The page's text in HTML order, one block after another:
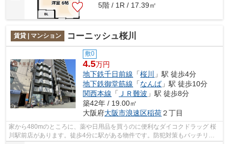
5階 / 1R / 17.39㎡
賃貸 | マンション コーニッシュ桜川
敷0
4.5万円
地下鉄千日前線 「桜川
」駅 徒歩4分
地下鉄御堂筋線 「なんば」駅 徒歩10分
関西本線 「 ＪＲ難波 」駅 徒歩8分
築42年 / 19.00㎡
大阪府大阪市浪速区稲荷２丁目
家から480mのところに、薬や日用品を買うのに便利なダイコクドラッグ 桜
川駅前店があります。徒歩4分に駅がある物件です。防犯対策もバッチリな